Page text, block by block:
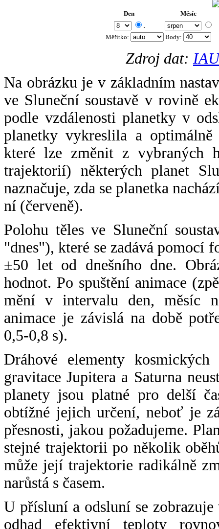
Den Měsíc
.
Měřítko: Body:
Zdroj dat:
Na obrázku je v základním
ve Sluneční soustavě v rovině
podle vzdálenosti planetky v
planetky vykreslila a
které lze změnit z vybraných
trajektorií) některých planet
naznačuje, zda se planetka
ní (červeně).
Polohu těles ve Sluneční
"dnes"), které se zadává pomocí
±50 let od dnešního dne.
hodnot. Po spuštění animace
mění v intervalu den, měsíc
animace je závislá na době
0,5-0,8 s).
Dráhové elementy
gravitace Jupitera a Saturna
planety jsou platné pro delší
obtížné jejich určení, neboť je
přesnosti, jakou požadujeme.
stejné trajektorii po několik
může její trajektorie radikálně
narůstá s časem.
U přísluní a odsluní se
odhad efektivní teploty